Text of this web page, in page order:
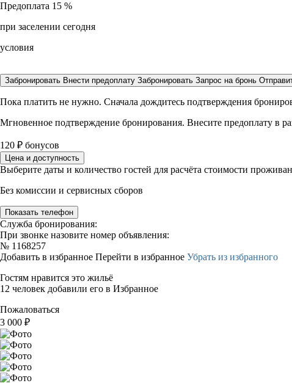
Предоплата 15 %
при заселении сегодня
условия
Забронировать Внести предоплату Забронировать Запрос на бронь
Пока платить не нужно. Сначала дождитесь подтверждения
Мгновенное подтверждение бронирования. Внесите предоплату в
120 ₽ бонусов
Цена и доступность
Выберите даты и количество гостей для расчёта стоимости
Без комиссии и сервисных сборов
Показать телефон
Служба бронирования:
При звонке назовите номер объявления:
№ 1168257
Добавить в избранное Перейти в избранное Убрать из избранного
Гостям нравится это жильё
12 человек добавили его в Избранное
Пожаловаться
3 000 ₽